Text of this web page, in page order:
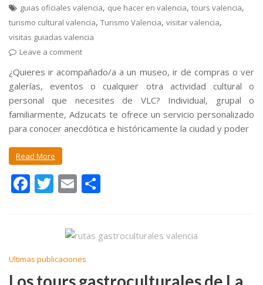
guias oficiales valencia, que hacer en valencia, tours valencia,
turismo cultural valencia, Turismo Valencia, visitar valencia,
visitas guiadas valencia
Leave a comment
¿Quieres ir acompañado/a a un museo, ir de compras o ver
galerías, eventos o cualquier otra actividad cultural o
personal que necesites de VLC? Individual, grupal o
familiarmente, Adzucats te ofrece un servicio personalizado
para conocer anecdótica e históricamente la ciudad y poder
Read More
F
o
o
T
er
E
l p
ti
Ultimas publicaciones
Los tours gastroculturales de La